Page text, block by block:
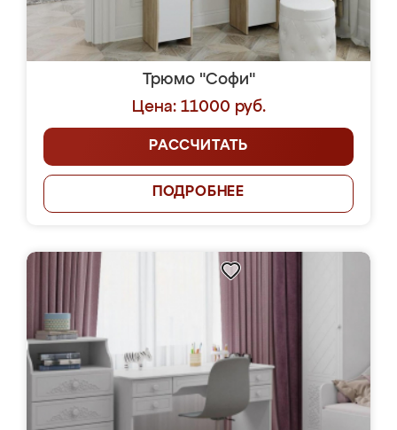
Трюмо "Софи"
Цена: 11000 руб.
РАССЧИТАТЬ
ПОДРОБНЕЕ